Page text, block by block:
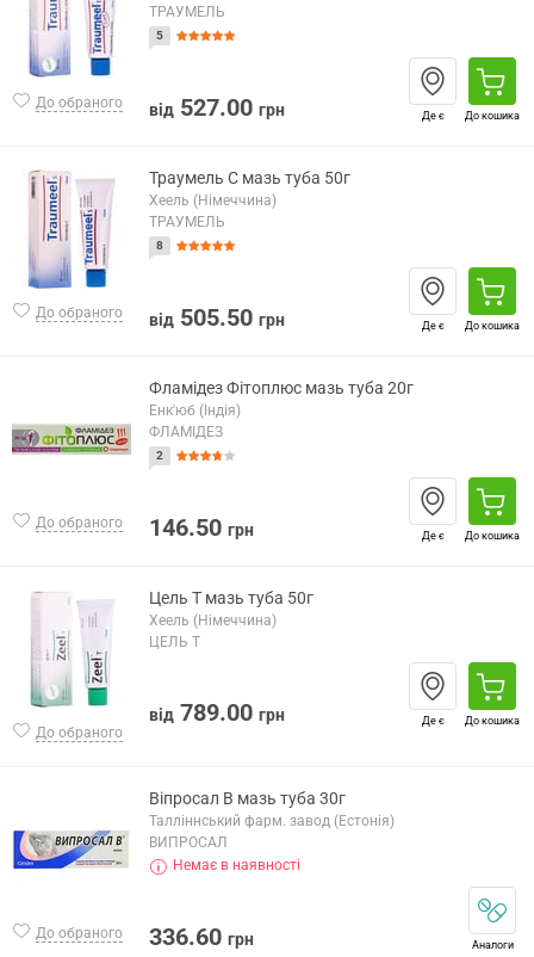
До обраного
ТРАУМЕЛЬ
5
від 527.00 грн Де є До кошика
До обраного
Траумель С мазь туба 50г
Хеель (Німеччина)
ТРАУМЕЛЬ
8
від 505.50 грн Де є До кошика
До обраного
Фламідез Фітоплюс мазь туба 20г
Енк'юб (Індія)
ФЛАМІДЕЗ
2
146.50 грн Де є До кошика
До обраного
Цель Т мазь туба 50г
Хеель (Німеччина)
ЦЕЛЬ Т
від 789.00 грн Де є До кошика
До обраного
Віпросал В мазь туба 30г
Талліннський фарм. завод (Естонія)
ВИПРОСАЛ
Немає в наявності
336.60 грн Аналоги